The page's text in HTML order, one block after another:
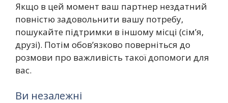
Якщо в цей момент ваш партнер нездатний
повністю задовольнити вашу потребу,
пошукайте підтримки в іншому місці (сім’я,
друзі). Потім обов’язково поверніться до
розмови про важливість такої допомоги для
вас.
Ви незалежні